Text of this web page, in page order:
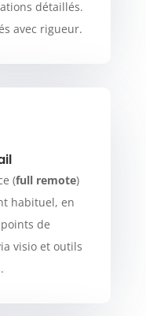
détaillés.
avec rigueur.
(full remote)
habituel, en
de
visio et outils